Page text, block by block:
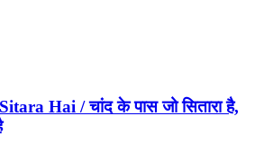
Hai / चांद के पास जो सितारा है,